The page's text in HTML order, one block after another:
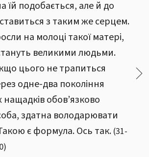
їй подобається, але й до
з таким же серцем.
на молоці такої матері,
великими людьми.
цього не трапиться
одне-два покоління
обов’язково
здатна володарювати
є формула. Ось так. (31-
)